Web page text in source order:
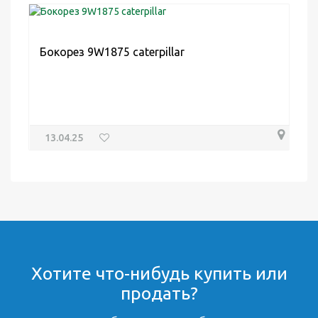
Бокорез 9W1875 caterpillar
13.04.25
Хотите что-нибудь купить или
продать?